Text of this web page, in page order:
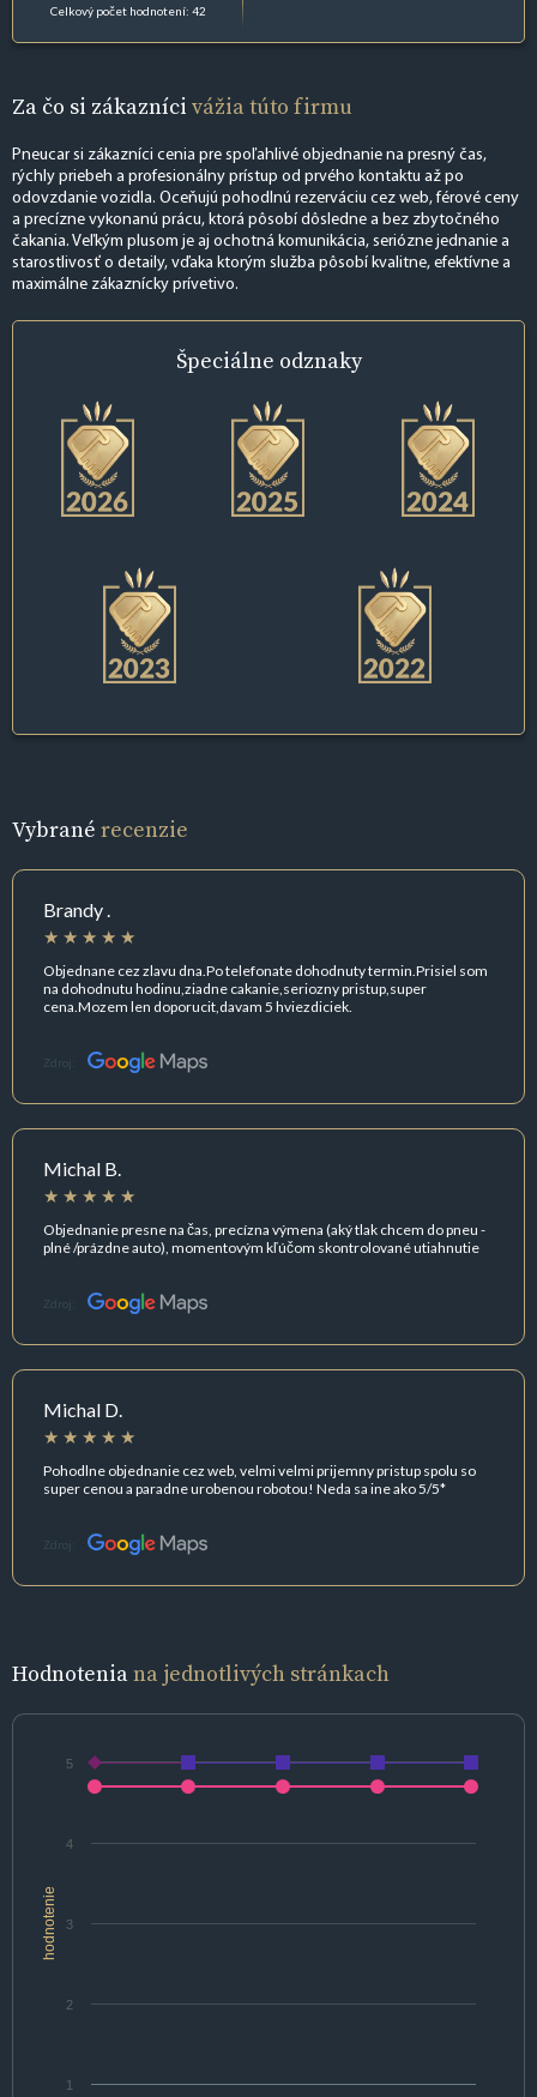
Celkový počet hodnotení: 42
Za čo si zákazníci vážia túto firmu
Pneucar si zákazníci cenia pre spoľahlivé objednanie na presný čas,
rýchly priebeh a profesionálny prístup od prvého kontaktu až po
odovzdanie vozidla. Oceňujú pohodlnú rezerváciu cez web, férové ceny
a precízne vykonanú prácu, ktorá pôsobí dôsledne a bez zbytočného
čakania. Veľkým plusom je aj ochotná komunikácia, seriózne jednanie a
starostlivosť o detaily, vďaka ktorým služba pôsobí kvalitne, efektívne a
maximálne zákaznícky prívetivo.
Špeciálne odznaky
Vybrané recenzie
Brandy .
Objednane cez zlavu dna.Po telefonate dohodnuty termin.Prisiel som
na dohodnutu hodinu,ziadne cakanie,seriozny pristup,super
cena.Mozem len doporucit,davam 5 hviezdiciek.
Zdroj:
Michal B.
Objednanie presne na čas, precízna výmena (aký tlak chcem do pneu -
plné /prázdne auto), momentovým kľúčom skontrolované utiahnutie
Zdroj:
Michal D.
Pohodlne objednanie cez web, velmi velmi prijemny pristup spolu so
super cenou a paradne urobenou robotou! Neda sa ine ako 5/5*
Zdroj:
Hodnoteniana jednotlivých stránkach
hodnotenie
1
2
3
4
5